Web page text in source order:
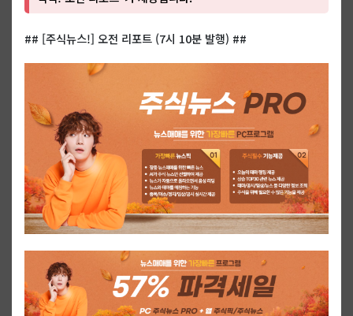
## [주식뉴스!] 오전 리포트 (7시 10분 발행) ##